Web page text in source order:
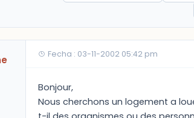
Fecha : 03-11-2002 05:42 pm
Bonjour,
Nous cherchons un logement a